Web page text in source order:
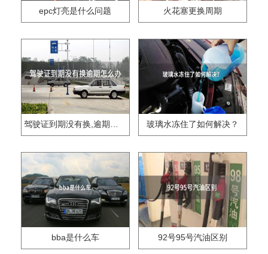
epc灯亮是什么问题 火花塞更换周期
驾驶证到期没有换,逾期怎么办?? 玻璃水冻住了如何解决？
bba是什么车 92号95号汽油区别